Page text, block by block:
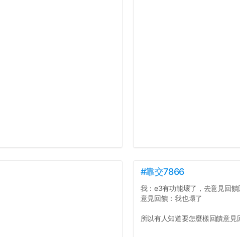
#靠交7866
我：e3有功能壞了，去意見回饋
意見回饋：我也壞了
所以有人知道要怎麼樣回饋意見